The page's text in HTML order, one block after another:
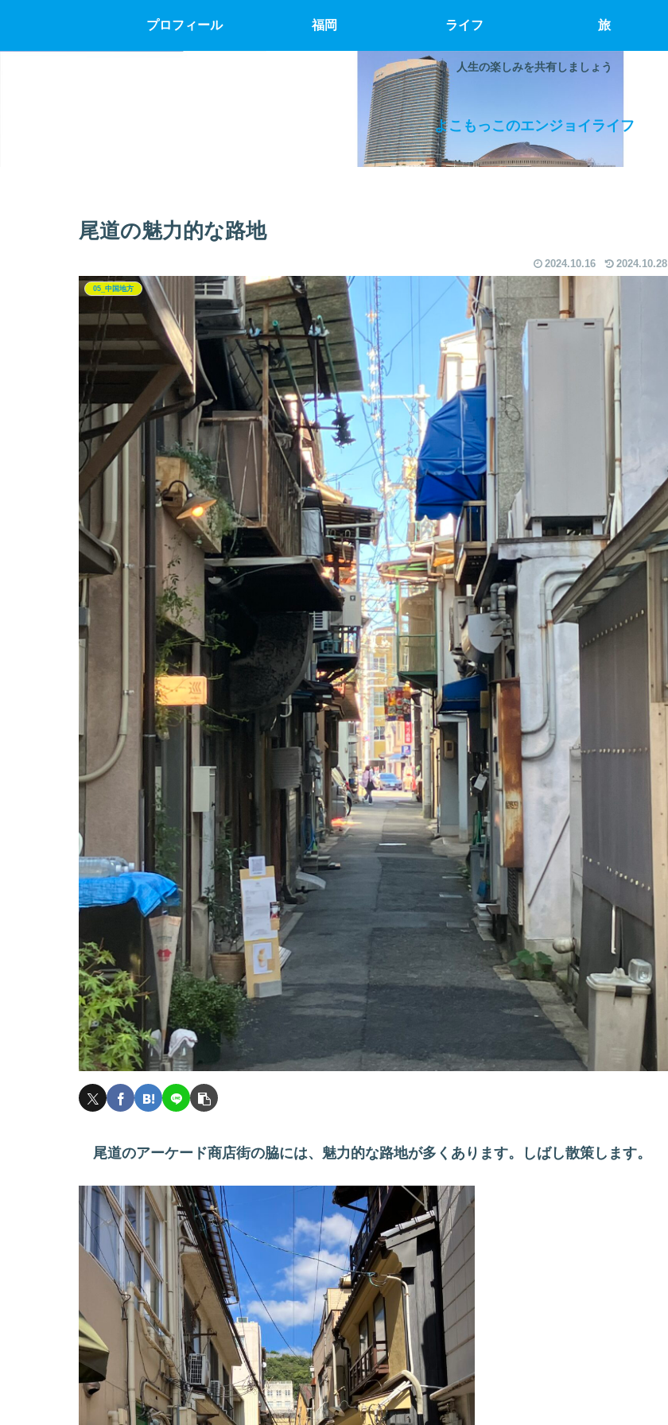
人生の楽しみを共有しましょう
よこもっこのエンジョイライフ
プロフィール 福岡 ライフ 旅
尾道の魅力的な路地
2024.10.16 2024.10.28
05_中国地方
尾道のアーケード商店街の脇には、魅力的な路地が多くあります。しばし散策します。